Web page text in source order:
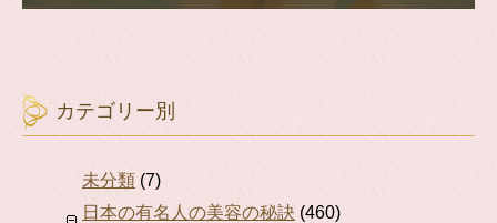
カテゴリー別
未分類 (7)
日本の有名人の美容の秘訣 (460)